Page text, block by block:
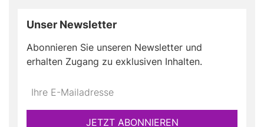
Unser Newsletter
Abonnieren Sie unseren Newsletter und
erhalten Zugang zu exklusiven Inhalten.
JETZT ABONNIEREN